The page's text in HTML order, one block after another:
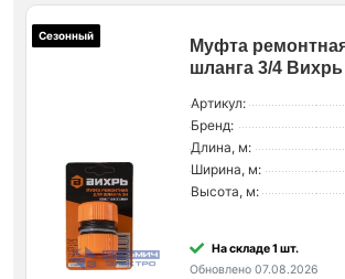
Сезонный
Муфта
шланга 3/4 Вихрь
Артикул:
Бренд:
Длина, м:
Ширина, м:
Высота, м:
На складе 1 шт.
Обновлено 07.08.2026